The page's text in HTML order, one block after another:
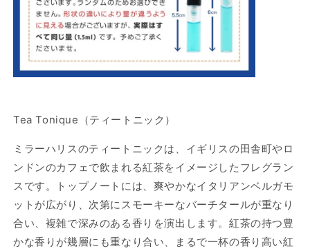
の
数
量
を
減
の
数
量
を
増
Tea Tonique（ティートニック）
ミラーハリスのティートニックは、イギリスの田舎町やロ
ンドンのカフェで飲まれる紅茶をイメージしたフレグラン
スです。トップノートには、爽やかなイタリアンベルガモ
ットが広がり、次第にスモーキーなバーチタールが重なり
合い、複雑で深みのある香りを演出します。紅茶の持つ豊
かな香りが幾層にも重なり合い、まるで一杯の香り高い紅